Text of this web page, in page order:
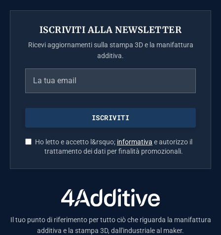
ISCRIVITI ALLA NEWSLETTER
Ricevi aggiornamenti sulla stampa 3D e la manifattura
additiva.
Ho letto e accetto l&rsquo; informativa e autorizzo il
trattamento dei dati per finalità promozionali.
Il tuo punto di riferimento per tutto ciò che riguarda la manifattura
additiva e la stampa 3D, dall'industriale al maker.